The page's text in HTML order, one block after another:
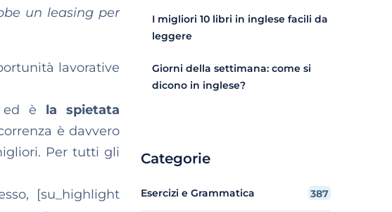
un leasing per
lavorative
ed è la spietata
è davvero
Per tutti gli
[su_highlight
I migliori 10 libri in inglese facili da
leggere
Giorni della settimana: come si
dicono in inglese?
Categorie
Esercizi e Grammatica 387